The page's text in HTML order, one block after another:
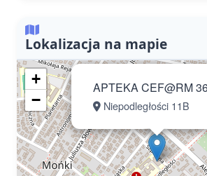
Lokalizacja na mapie
APTEKA CEF@RM
Niepodległości 11B
+
−